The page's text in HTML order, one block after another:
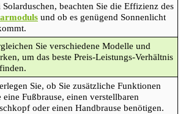
Solarduschen, beachten Sie die Effizienz des
und ob es genügend Sonnenlicht
Sie verschiedene Modelle und
um das beste Preis-Leistungs-Verhältnis
Sie, ob Sie zusätzliche Funktionen
eine Fußbrause, einen verstellbaren
oder einen Handbrause benötigen.